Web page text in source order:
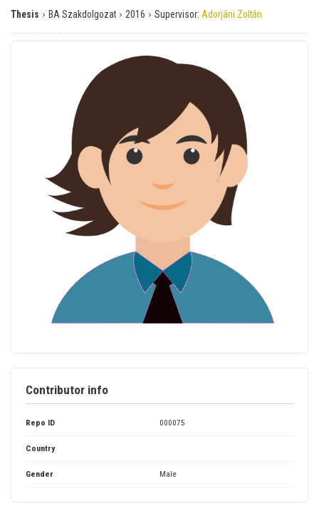
Thesis › BA Szakdolgozat › 2016 › Supervisor: Adorjáni Zoltán
Contributor info
Repo ID 000075
Country
Gender Male